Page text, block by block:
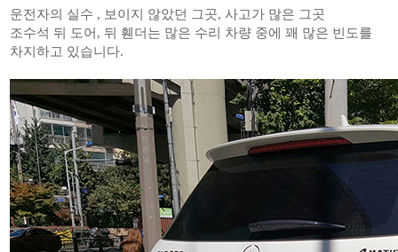
운전자의 실수 , 보이지 않았던 그곳, 사고가 많은 그곳
조수석 뒤 도어, 뒤 휀더는 많은 수리 차량 중에 꽤 많은 빈도를
차지하고 있습니다.